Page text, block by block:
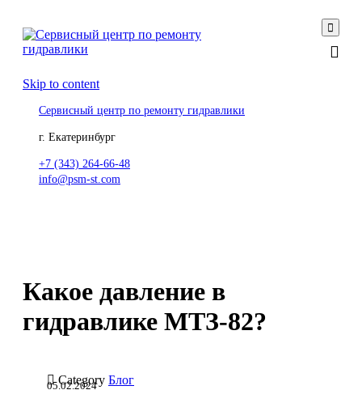

Skip to content
Сервисный центр по ремонту гидравлики
г. Екатеринбург
+7 (343) 264-66-48
info@psm-st.com
Какое давление в
гидравлике МТЗ-82?
 Category Блог
05.02.2024